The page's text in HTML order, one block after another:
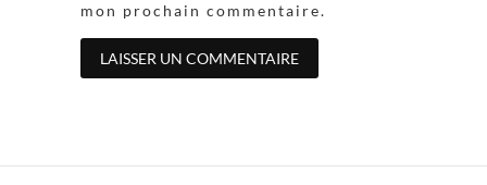
mon prochain commentaire.